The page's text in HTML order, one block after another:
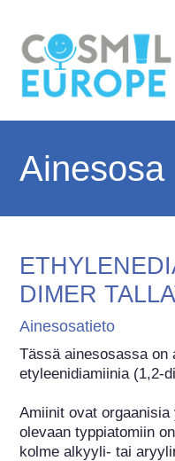
Ainesosa
DIMER
Ainesosatieto
Tässä ainesosassa on
etyleenidiamiinia (1,2-
Amiinit ovat
olevaan typpiatomiin
kolme alkyyli- tai